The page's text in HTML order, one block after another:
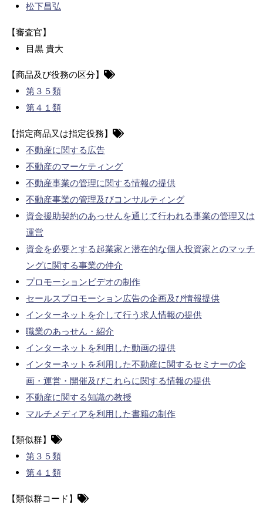
松下昌弘
【審査官】
目黒 貴大
【商品及び役務の区分】
第３５類
第４１類
【指定商品又は指定役務】
不動産に関する広告
不動産のマーケティング
不動産事業の管理に関する情報の提供
不動産事業の管理及びコンサルティング
資金援助契約のあっせんを通じて行われる事業の管理又は
運営
資金を必要とする起業家と潜在的な個人投資家とのマッチ
ングに関する事業の仲介
プロモーションビデオの制作
セールスプロモーション広告の企画及び情報提供
インターネットを介して行う求人情報の提供
職業のあっせん・紹介
インターネットを利用した動画の提供
インターネットを利用した不動産に関するセミナーの企
画・運営・開催及びこれらに関する情報の提供
不動産に関する知識の教授
マルチメディアを利用した書籍の制作
【類似群】
第３５類
第４１類
【類似群コード】